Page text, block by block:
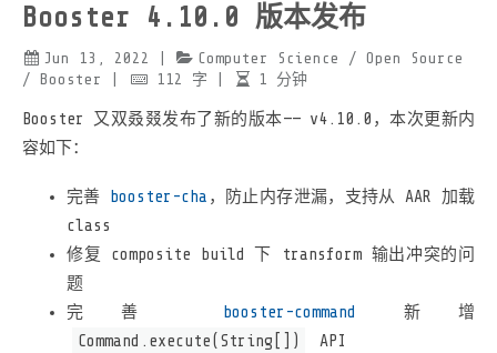
Booster 4.10.0 版本发布
Jun 13, 2022 | Computer Science
/ Open Source
/ Booster
112 字 1 分钟
Booster 又双叒叕发布了新的版本—— v4.10.0，本次更新内
容如下：
完善 booster-cha ，防止内存泄漏，支持从 AAR 加载
class
修复 composite build 下 transform 输出冲突的问
题
完善
booster-command
新增
Command.execute(String[])
API